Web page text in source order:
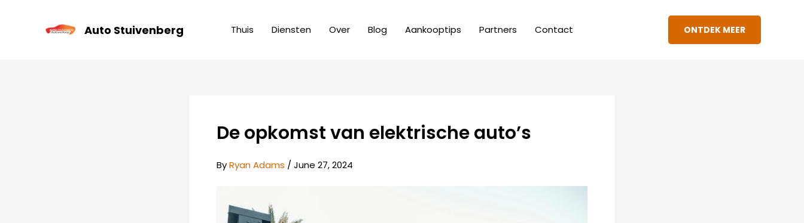
Auto Stuivenberg Thuis Diensten Over Blog Aankooptips Partners Contact ONTDEK MEER
De opkomst van elektrische auto’s
ByRyan Adams / June 27, 2024